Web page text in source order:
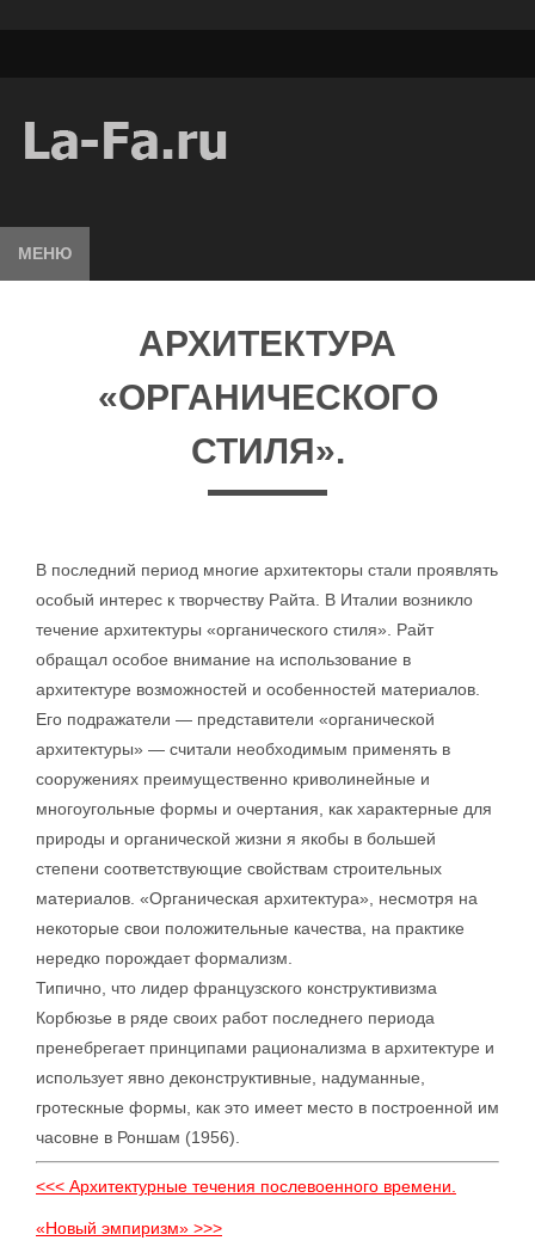
МЕНЮ
АРХИТЕКТУРА
«ОРГАНИЧЕСКОГО
СТИЛЯ».
В последний период многие архитекторы стали проявлять
особый интерес к творчеству Райта. В Италии возникло
течение архитектуры «органического стиля». Райт
обращал особое внимание на использование в
архитектуре возможностей и особенностей материалов.
Его подражатели — представители «органической
архитектуры» — считали необходимым применять в
сооружениях преимущественно криволинейные и
многоугольные формы и очертания, как характерные для
природы и органической жизни я якобы в большей
степени соответствующие свойствам строительных
материалов. «Органическая архитектура», несмотря на
некоторые свои положительные качества, на практике
нередко порождает формализм.
Типично, что лидер французского конструктивизма
Корбюзье в ряде своих работ последнего периода
пренебрегает принципами рационализма в архитектуре и
использует явно деконструктивные, надуманные,
гротескные формы, как это имеет место в построенной им
часовне в Роншам (1956).
<<< Архитектурные течения послевоенного времени.
«Новый эмпиризм» >>>